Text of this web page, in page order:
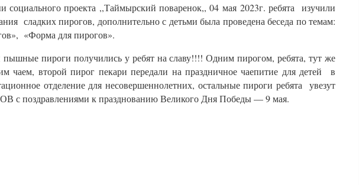
социального проекта ,,Таймырский поваренок,, 04 мая 2023г. ребята изучили
сладких пирогов, дополнительно с детьми была проведена беседа по темам:
«Форма для пирогов».
пироги получились у ребят на славу!!!! Одним пирогом, ребята, тут же
чаем, второй пирог пекари передали на праздничное чаепитие для детей в
отделение для несовершеннолетних, остальные пироги ребята увезут
с поздравлениями к празднованию Великого Дня Победы — 9 мая.